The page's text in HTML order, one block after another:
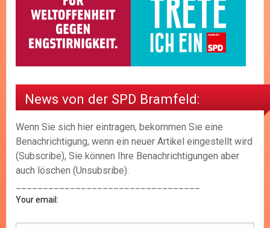
News von der SPD Bramfeld:
Wenn Sie sich hier eintragen, bekommen Sie eine
Benachrichtigung, wenn ein neuer Artikel eingestellt wird
(Subscribe), Sie können Ihre Benachrichtigungen aber
auch löschen (Unsubsribe).
Your email: